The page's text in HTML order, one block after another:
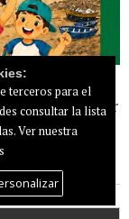
facilitar
del 6 de julio
terceros para el
consultar la lista
Ver nuestra